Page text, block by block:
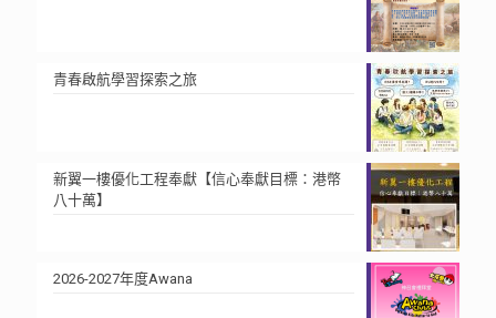
青春啟航學習探索之旅
新翼一樓優化工程奉獻【信心奉獻目標：港幣
八十萬】
2026-2027年度Awana